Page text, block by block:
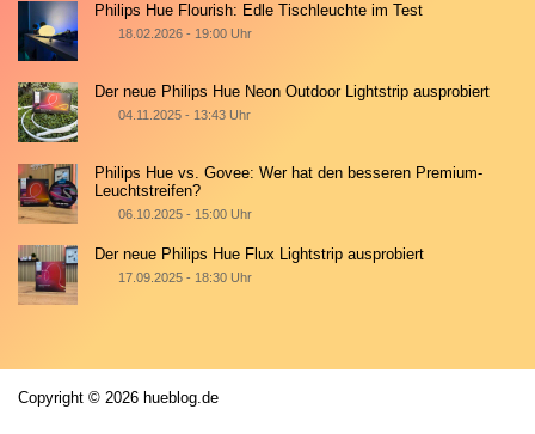
Philips Hue Flourish: Edle Tischleuchte im Test
18.02.2026 - 19:00 Uhr
Der neue Philips Hue Neon Outdoor Lightstrip ausprobiert
04.11.2025 - 13:43 Uhr
Philips Hue vs. Govee: Wer hat den besseren Premium-
Leuchtstreifen?
06.10.2025 - 15:00 Uhr
Der neue Philips Hue Flux Lightstrip ausprobiert
17.09.2025 - 18:30 Uhr
Copyright © 2026 hueblog.de